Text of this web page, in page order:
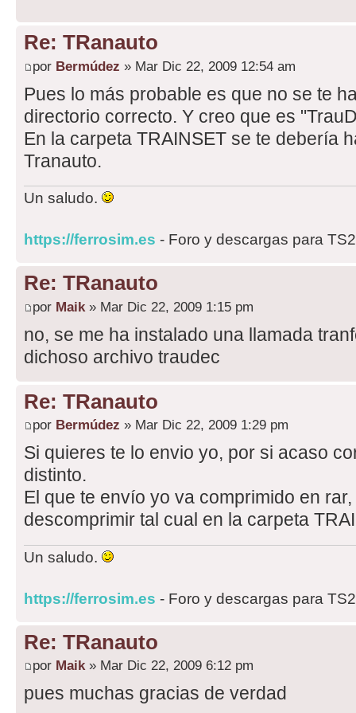
Re: TRanauto
por Bermúdez » Mar Dic 22, 2009 12:54 am
Pues lo más probable es que no se te
directorio correcto. Y creo que es
En la carpeta TRAINSET se te debería
Tranauto.
Un saludo.
https://ferrosim.es - Foro y descargas para
Re: TRanauto
por Maik » Mar Dic 22, 2009 1:15 pm
no, se me ha instalado una llamada
dichoso archivo traudec
Re: TRanauto
por Bermúdez » Mar Dic 22, 2009 1:29 pm
Si quieres te lo envio yo, por si acaso
distinto.
El que te envío yo va comprimido en
descomprimir tal cual en la carpeta
Un saludo.
https://ferrosim.es - Foro y descargas para
Re: TRanauto
por Maik» Mar Dic 22, 2009 6:12 pm
pues muchas gracias de verdad